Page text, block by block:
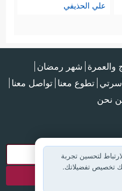
علي الحذيفي
والعمرة شهر رمضان
تطوع معنا تواصل معنا
نحن
لتحسين تجربة
تخصيص تفضيلاتك.